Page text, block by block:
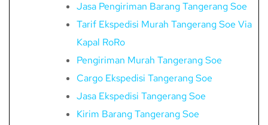
Jasa Pengiriman Barang Tangerang Soe
Tarif Ekspedisi Murah Tangerang Soe Via
Kapal RoRo
Pengiriman Murah Tangerang Soe
Cargo Ekspedisi Tangerang Soe
Jasa Ekspedisi Tangerang Soe
Kirim Barang Tangerang Soe